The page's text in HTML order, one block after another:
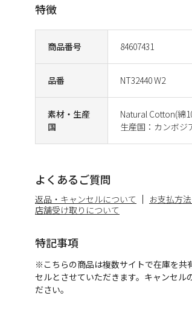
商品番号 84607431
品番 NT32440 W2
素材・生産
国
Natural Cotton(綿
生産国：カンボジ
特徴
よくあるご質問
返品・キャンセルについて お支払方
店舗受け取りについて
特記事項
※こちらの商品は複数サイトで在庫を共
セルとさせていただきます。キャンセル
ださい。